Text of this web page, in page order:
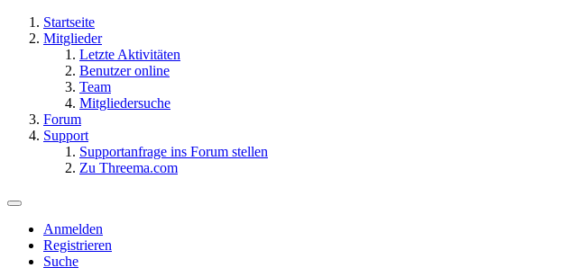
Startseite
Mitglieder
Letzte Aktivitäten
Benutzer online
Team
Mitgliedersuche
Forum
Support
Supportanfrage ins Forum stellen
Zu Threema.com
Anmelden
Registrieren
Suche